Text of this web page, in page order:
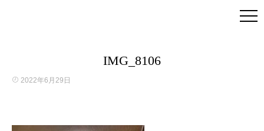
IMG_8106
2022年6月29日